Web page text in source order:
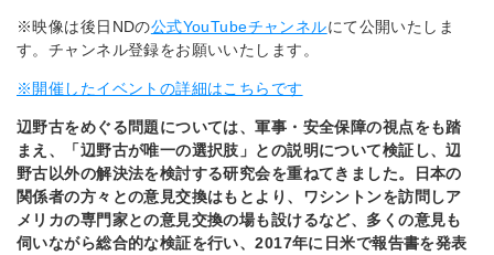
※映像は後日NDの公式YouTubeチャンネルにて公開いたしま
す。チャンネル登録をお願いいたします。
※開催したイベントの詳細はこちらです
辺野古をめぐる問題については、軍事・安全保障の視点をも踏
まえ、「辺野古が唯一の選択肢」との説明について検証し、辺
野古以外の解決法を検討する研究会を重ねてきました。日本の
関係者の方々との意見交換はもとより、ワシントンを訪問しア
メリカの専門家との意見交換の場も設けるなど、多くの意見も
伺いながら総合的な検証を行い、2017年に日米で報告書を発表